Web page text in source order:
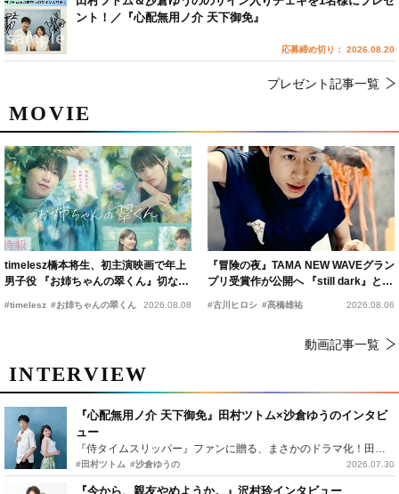
MOVIE
timelesz橋本将生、初主演映画で年上
男子役 『お姉ちゃんの翠くん』切ない
恋の幕開けを予感
#timelesz #お姉ちゃんの翠くん 2026.08.08
『冒険の夜』TAMA NEW WAVEグラン
プリ受賞作が公開へ 『still dark』と同
時上映決定
#古川ヒロシ #髙橋雄祐 2026.08.06
動画記事一覧
INTERVIEW
『心配無用ノ介 天下御免』田村ツトム×沙倉ゆうのインタビ
ュー
『侍タイムスリッパー』ファンに贈る、まさかのドラマ化！田村ツトム×沙倉ゆうのが語る『心配無用ノ介』撮影秘話
#田村ツトム #沙倉ゆうの 2026.07.30
『今から、親友やめようか。』沢村玲インタビュー
ント！／『心配無用ノ介 天下御免』
応募締め切り： 2026.08.20
プレゼント記事一覧